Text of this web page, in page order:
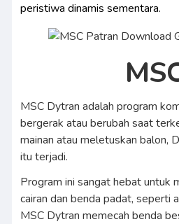
peristiwa dinamis sementara.
MSC Dytran adalah program
bergerak atau berubah saat
mainan atau meletuskan balon,
itu terjadi.
Program ini sangat hebat untuk
cairan dan benda padat, seperti
MSC Dytran memecah benda